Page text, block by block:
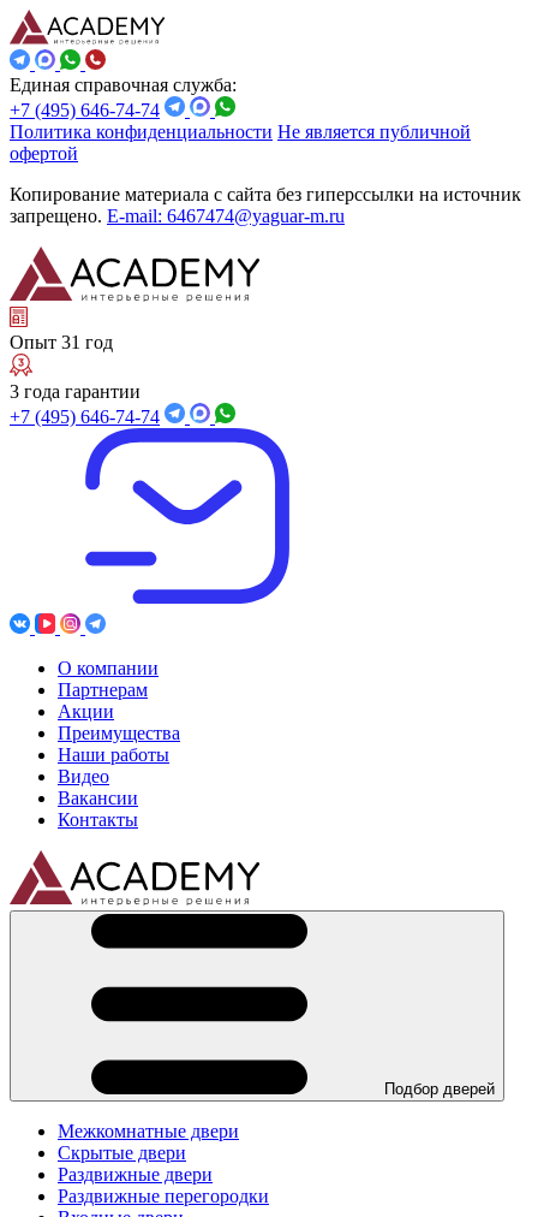
Единая справочная служба:
+7 (495) 646-74-74
Политика конфиденциальности Не является публичной
офертой
Копирование материала с сайта без гиперссылки на источник
запрещено. E-mail: 6467474@yaguar-m.ru
Опыт 31 год
3 года гарантии
+7 (495) 646-74-74
О компании
Партнерам
Акции
Преимущества
Наши работы
Видео
Вакансии
Контакты
Подбор дверей
Межкомнатные двери
Скрытые двери
Раздвижные двери
Раздвижные перегородки